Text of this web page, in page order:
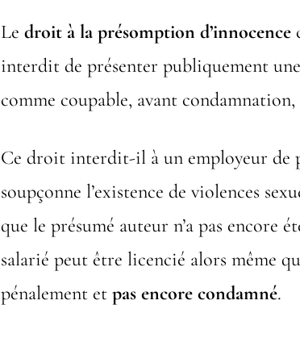
Le droit à la présomption d’innocence
interdit de présenter publiquement
comme coupable, avant
Ce droit interdit-il à un employeur de
soupçonne l’existence de violences
que le présumé auteur n’a pas encore
salarié peut être licencié alors même
pénalement et pas encore condamné.